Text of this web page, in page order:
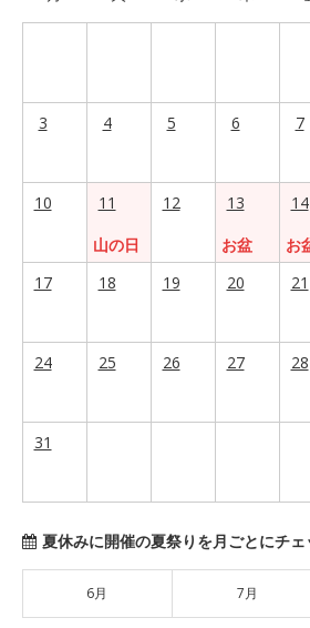
3 4 5 6 7
10
11
山の日
12
13
お盆
14
お
17
18 19 20 21
24 25 26 27 28
31
夏休みに開催の夏祭りを月ごとにチェ
6月 7月